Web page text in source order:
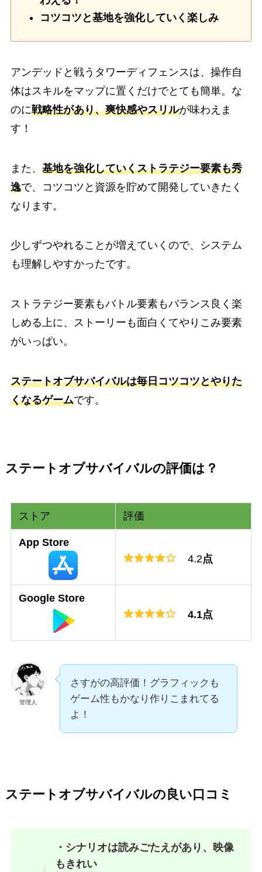
コツコツと基地を強化していく楽しみ
アンデッドと戦うタワーディフェンスは、操作自
体はスキルをマップに置くだけでとても簡単。な
のに戦略性があり、爽快感やスリルが味わえま
す！
また、 基地を強化していくストラテジー要素も秀
逸で、コツコツと資源を貯めて開発していきたく
なります。
少しずつやれることが増えていくので、システム
も理解しやすかったです。
ストラテジー要素もバトル要素もバランス良く楽
しめる上に、ストーリーも面白くてやりこみ要素
がいっぱい。
ステートオブサバイバルは毎日コツコツとやりた
くなるゲームです。
ステートオブサバイバルの評価は？
ストア 評価
App Store
4.2点
Google Store
4.1点
管理人
さすがの高評価！グラフィックも
ゲーム性もかなり作りこまれてる
よ！
ステートオブサバイバルの良い口コミ
・シナリオは読みごたえがあり、映像
もきれい